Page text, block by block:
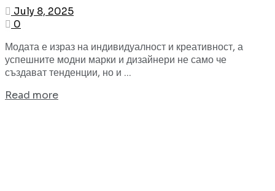
July 8, 2025
0
Модата е израз на индивидуалност и креативност, а
успешните модни марки и дизайнери не само че
създават тенденции, но и ...
Read more